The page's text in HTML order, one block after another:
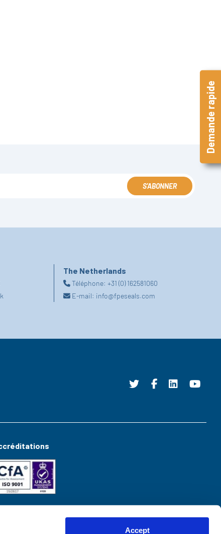
Accept
S'ABONNER
The Netherlands
Téléphone:+31 (0) 162581060
E-mail: info@fpeseals.com
Demande rapide